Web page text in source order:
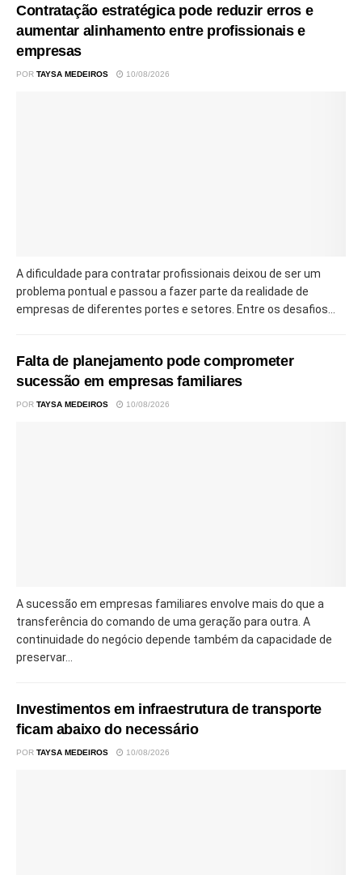
Contratação estratégica pode reduzir erros e
aumentar alinhamento entre profissionais e
empresas
POR TAYSA MEDEIROS 10/08/2026
A dificuldade para contratar profissionais deixou de ser um
problema pontual e passou a fazer parte da realidade de
empresas de diferentes portes e setores. Entre os desafios...
Falta de planejamento pode comprometer
sucessão em empresas familiares
POR TAYSA MEDEIROS 10/08/2026
A sucessão em empresas familiares envolve mais do que a
transferência do comando de uma geração para outra. A
continuidade do negócio depende também da capacidade de
preservar...
Investimentos em infraestrutura de transporte
ficam abaixo do necessário
POR TAYSA MEDEIROS 10/08/2026